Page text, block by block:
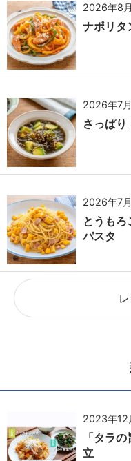
2026年8
ナポリタ
2026年7
さっぱり
2026年7
とうも
パスタ
2023年12
「タラ
立